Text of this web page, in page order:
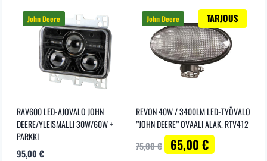
RAV600 LED-AJOVALO JOHN
DEERE/YLEISMALLI 30W/60W +
PARKKI
95,00 €
TARJOUS
REVON 40W / 3400LM LED-TYÖVALO
”JOHN DEERE” OVAALI ALAK. RTV412
75,00€Alkuperäinen
hinta
65,00 € Nykyinen
hinta